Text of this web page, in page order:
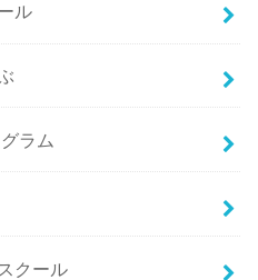
ル
ラム
クール